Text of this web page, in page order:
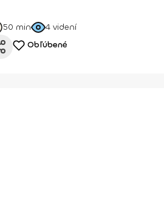
50 min 4 videní
Obľúbené